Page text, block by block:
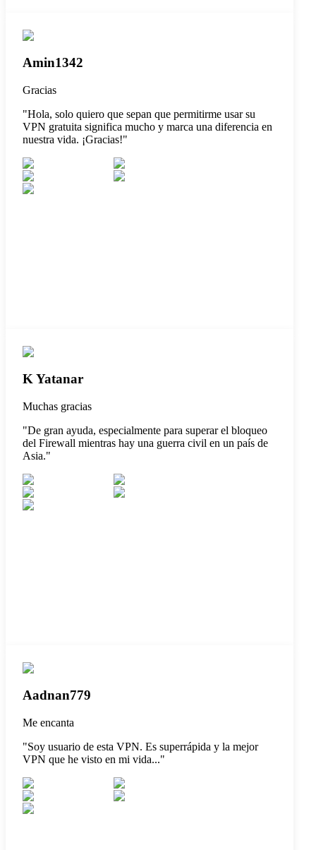
Amin1342
Gracias
"Hola, solo quiero que sepan que permitirme usar su
VPN gratuita significa mucho y marca una diferencia en
nuestra vida. ¡Gracias!"
K Yatanar
Muchas gracias
"De gran ayuda, especialmente para superar el bloqueo
del Firewall mientras hay una guerra civil en un país de
Asia."
Aadnan779
Me encanta
"Soy usuario de esta VPN. Es superrápida y la mejor
VPN que he visto en mi vida..."